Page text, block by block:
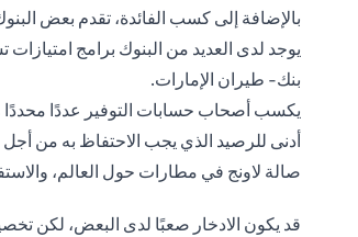
بالإضافة إلى كسب الفائدة، تقدم بعض
يوجد لدى العديد من البنوك برامج
بنك- طيران الإمارات.
يكسب أصحاب حسابات التوفير عددًا محددًا
صالة لاونج في مطارات حول العالم،
قد يكون الادخار صعبًا لدى البعض، لكن